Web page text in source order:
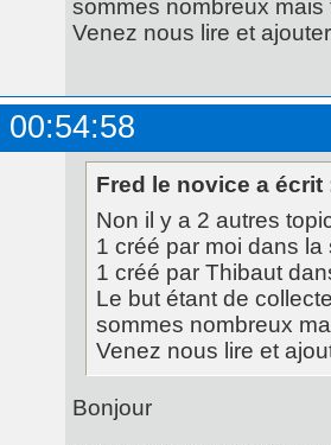
sommes nombreux
Venez nous lire et
00:54:58
Fred le novice a écrit
Non il y a 2 autres
1 créé par moi dans
1 créé par Thibaut
Le but étant de
sommes nombreux
Venez nous lire et
Bonjour